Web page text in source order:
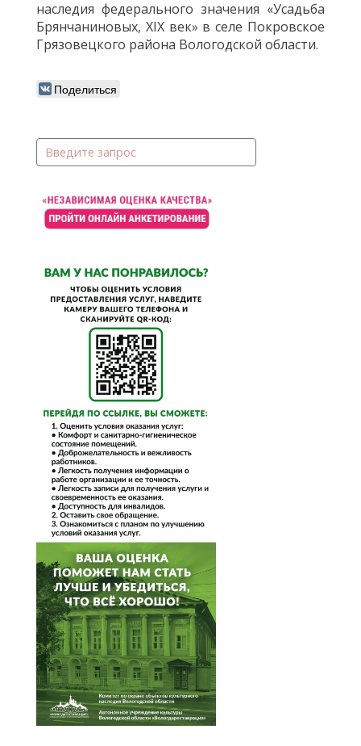
наследия федерального значения «Усадьба
Брянчаниновых, XIX век» в селе Покровское
Грязовецкого района Вологодской области.
Поделиться